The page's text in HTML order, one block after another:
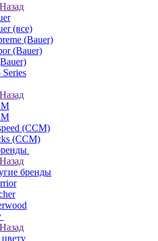
Назад
(все)
(Bauer)
(Bauer)
Series
Назад
(CCM)
(CCM)
Назад
бренды
Назад